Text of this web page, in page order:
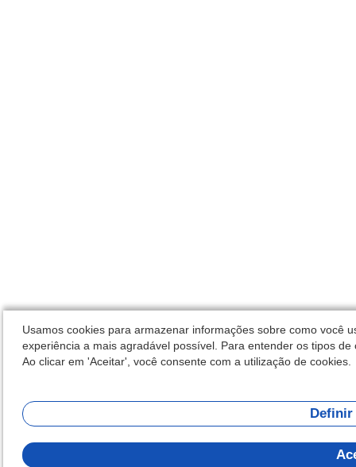
Usamos cookies para armazenar informações sobre como você
experiência a mais agradável possível. Para entender os tipos
Ao clicar em 'Aceitar', você consente com a utilização de cookies.
Definir